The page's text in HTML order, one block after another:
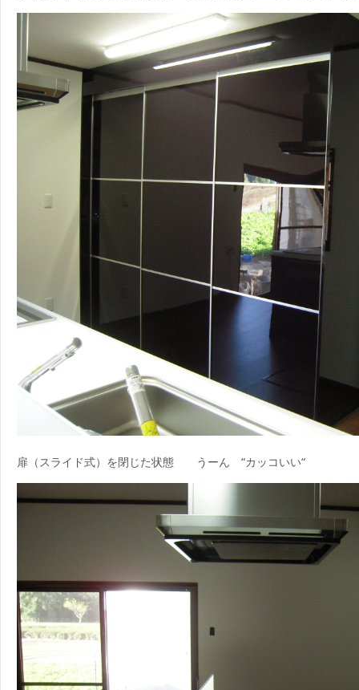
扉（スライド式）を閉じた状態 うーん “カッコいい“